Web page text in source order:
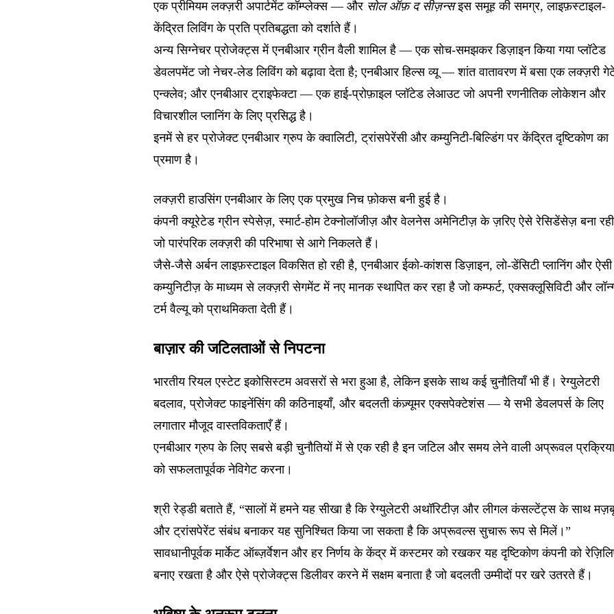
एक प्रीमियम लक्ज़री अपार्टमेंट कॉम्प्लेक्स — और सोल ऑफ़ द सीज़न्सइस समूह की समग्र, लाइफ़स्टाइल-
केंद्रित लिविंग के प्रति प्रतिबद्धता को दर्शाते हैं।
अन्य सिग्नेचर प्रोजेक्ट्स में एनबीआर ग्रीन वैली शामिल है — एक सोच-समझकर डिज़ाइन किया गया प्लॉटेड
डेवलपमेंट जो नेचर-लेड लिविंग को बढ़ावा देता है; एनबीआर हिल्स व्यू — शांत वातावरण में बसा एक लक्ज़री
एन्क्लेव; और एनबीआर ट्राइफेक्टा — एक हाई-प्रोफ़ाइल प्लॉटेड लेआउट जो अपनी रणनीतिक लोकेशन और
विचारशील प्लानिंग के लिए प्रसिद्ध है।
इनमें से हर प्रोजेक्ट एनबीआर ग्रुप के क्वालिटी, ट्रांसपेरेंसी और कम्युनिटी-बिल्डिंग पर केंद्रित दृष्टिकोण का
प्रमाण है।
लक्ज़री हाउसिंग एनबीआर के लिए एक प्रमुख निच फ़ोकस बनी हुई है।
कंपनी क्यूरेटेड ग्रीन स्पेसेज़, स्मार्ट-होम टेक्नोलॉजीज़ और वेलनेस अमेनिटीज़ के ज़रिए ऐसे रेसिडेंसेज़ बना
जो पारंपरिक लक्ज़री की परिभाषा से आगे निकलते हैं।
जैसे-जैसे अर्बन लाइफ़स्टाइल विकसित हो रही है, एनबीआर ईको-कांशस डिज़ाइन, लो-डेंसिटी प्लानिंग और ऐसी
कम्युनिटीज़ के माध्यम से लक्ज़री सेगमेंट में नए मानक स्थापित कर रहा है जो कम्फर्ट, एक्सक्लूसिविटी और
टर्म वैल्यू को प्राथमिकता देती हैं।
बाज़ार की जटिलताओं से निपटना
भारतीय रियल एस्टेट इकोसिस्टम अवसरों से भरा हुआ है, लेकिन इसके साथ कई चुनौतियाँ भी हैं। रेग्युलेटरी
बदलाव, प्रोजेक्ट फाइनेंसिंग की कठिनाइयाँ, और बदलती कंज़्यूमर एक्सपेक्टेशंस — ये सभी डेवलपर्स के लिए
लगातार मौजूद वास्तविकताएँ हैं।
एनबीआर ग्रुप के लिए सबसे बड़ी चुनौतियों में से एक रही है इन जटिल और समय लेने वाली अप्रूवल
को सफलतापूर्वक नेविगेट करना।
श्री रेड्डी बताते हैं, “सालों में हमने यह सीखा है कि रेग्युलेटरी अथॉरिटीज़ और लीगल कंसल्टेंट्स के साथ
और ट्रांसपेरेंट संबंध बनाकर यह सुनिश्चित किया जा सकता है कि अप्रूवल्स सुचारू रूप से मिलें।”
सावधानीपूर्वक मार्केट ऑब्ज़र्वेशन और हर निर्णय के केंद्र में कस्टमर को रखकर यह दृष्टिकोण कंपनी को
बनाए रखता है और ऐसे प्रोजेक्ट्स डिलीवर करने में सक्षम बनाता है जो बदलती उम्मीदों पर खरे उतरते हैं।